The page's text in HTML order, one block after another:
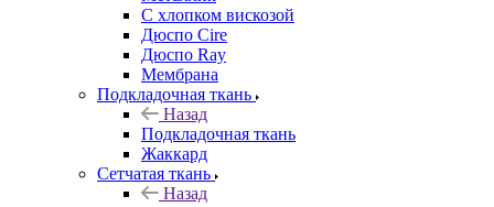
С хлопком вискозой
Дюспо Cire
Дюспо Ray
Мембрана
Подкладочная ткань
Назад
Подкладочная ткань
Жаккард
Сетчатая ткань
Назад